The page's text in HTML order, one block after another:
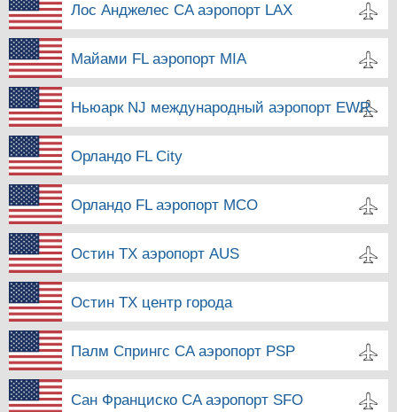
Лос Анджелес CA аэропорт LAX
Майами FL аэропорт MIA
Ньюарк NJ международный аэропорт EWR
Орландо FL City
Орландо FL аэропорт MCO
Остин TX аэропорт AUS
Остин TX центр города
Палм Спрингс CA аэропорт PSP
Сан Франциско CA аэропорт SFO